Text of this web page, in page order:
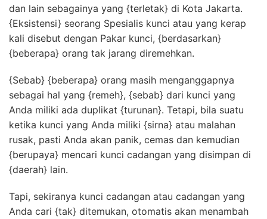
dan lain sebagainya yang {terletak} di Kota Jakarta.
{Eksistensi} seorang Spesialis kunci atau yang kerap
kali disebut dengan Pakar kunci, {berdasarkan}
{beberapa} orang tak jarang diremehkan.
{Sebab} {beberapa} orang masih menganggapnya
sebagai hal yang {remeh}, {sebab} dari kunci yang
Anda miliki ada duplikat {turunan}. Tetapi, bila suatu
ketika kunci yang Anda miliki {sirna} atau malahan
rusak, pasti Anda akan panik, cemas dan kemudian
{berupaya} mencari kunci cadangan yang disimpan di
{daerah} lain.
Tapi, sekiranya kunci cadangan atau cadangan yang
Anda cari {tak} ditemukan, otomatis akan menambah